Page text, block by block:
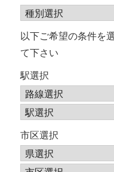
シ
ョ
ン
以下ご希望の条件を
て下さい
駅選択
市区選択